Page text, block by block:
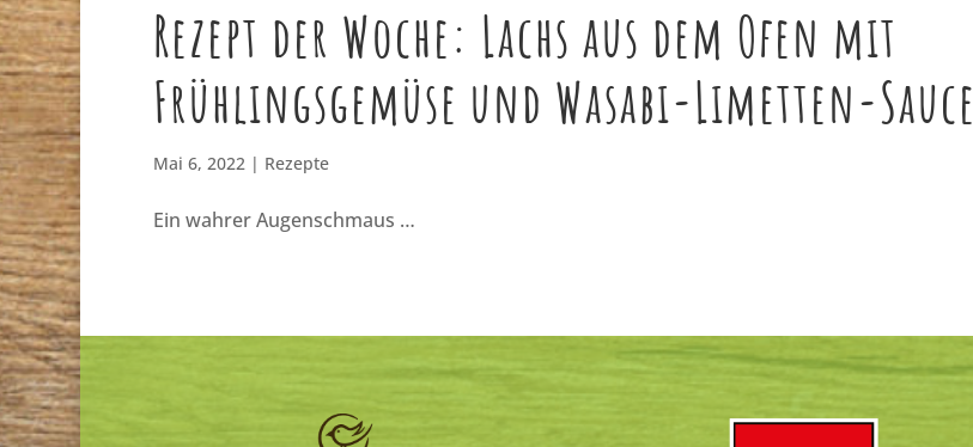
Rezept der Woche: Lachs aus dem Ofen mit
Frühlingsgemüse und Wasabi-Limetten-Sauce
Mai 6, 2022| Rezepte
Ein wahrer Augenschmaus …